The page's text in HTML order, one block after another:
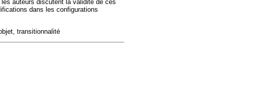
auteurs discutent la validité de ces
dans les configurations
transitionnalité